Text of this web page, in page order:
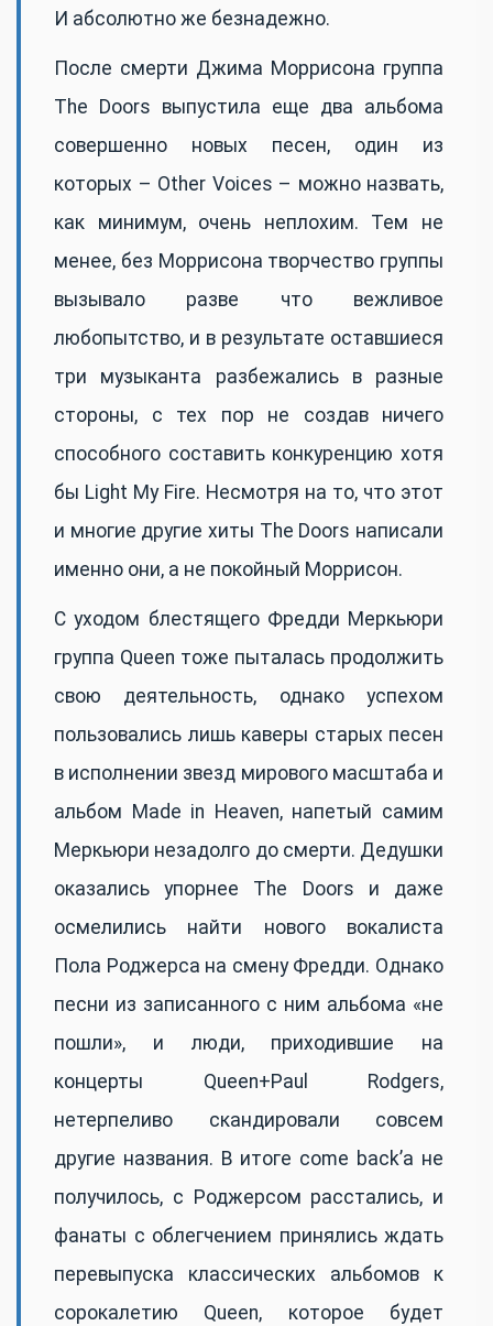
И абсолютно же безнадежно.
После смерти Джима Моррисона группа
The Doors выпустила еще два альбома
совершенно новых песен, один из
которых – Other Voices – можно назвать,
как минимум, очень неплохим. Тем не
менее, без Моррисона творчество группы
вызывало разве что вежливое
любопытство, и в результате оставшиеся
три музыканта разбежались в разные
стороны, с тех пор не создав ничего
способного составить конкуренцию хотя
бы Light My Fire. Несмотря на то, что этот
и многие другие хиты The Doors написали
именно они, а не покойный Моррисон.
С уходом блестящего Фредди Меркьюри
группа Queen тоже пыталась продолжить
свою деятельность, однако успехом
пользовались лишь каверы старых песен
в исполнении звезд мирового масштаба и
альбом Made in Heaven, напетый самим
Меркьюри незадолго до смерти. Дедушки
оказались упорнее The Doors и даже
осмелились найти нового вокалиста
Пола Роджерса на смену Фредди. Однако
песни из записанного с ним альбома «не
пошли», и люди, приходившие на
концерты Queen+Paul Rodgers,
нетерпеливо скандировали совсем
другие названия. В итоге come back’а не
получилось, с Роджерсом расстались, и
фанаты с облегчением принялись ждать
перевыпуска классических альбомов к
сорокалетию Queen, которое будет